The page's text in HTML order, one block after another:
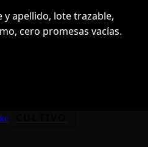
apellido, lote trazable,
cero promesas vacías.